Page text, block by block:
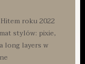
roku 2022
stylów: pixie,
long layers w